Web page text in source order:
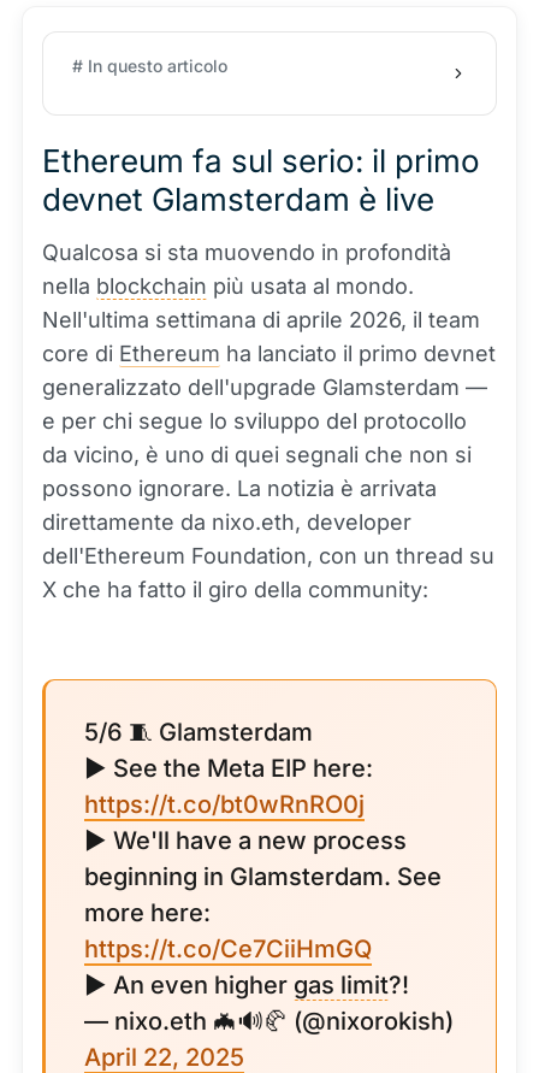
# In questo articolo
Ethereum fa sul serio: il primo
devnet Glamsterdam è live
Qualcosa si sta muovendo in profondità
nella blockchain più usata al mondo.
Nell'ultima settimana di aprile 2026, il team
core di Ethereum ha lanciato il primo devnet
generalizzato dell'upgrade Glamsterdam —
e per chi segue lo sviluppo del protocollo
da vicino, è uno di quei segnali che non si
possono ignorare. La notizia è arrivata
direttamente da nixo.eth, developer
dell'Ethereum Foundation, con un thread su
X che ha fatto il giro della community:
5/6 🧵 Glamsterdam
▶️ See the Meta EIP here:
https://t.co/bt0wRnRO0j
▶️ We'll have a new process
beginning in Glamsterdam. See
more here:
https://t.co/Ce7CiiHmGQ
▶️ An even higher gas limit?!
— nixo.eth 🦇🔊🥐 (@nixorokish)
April 22, 2025